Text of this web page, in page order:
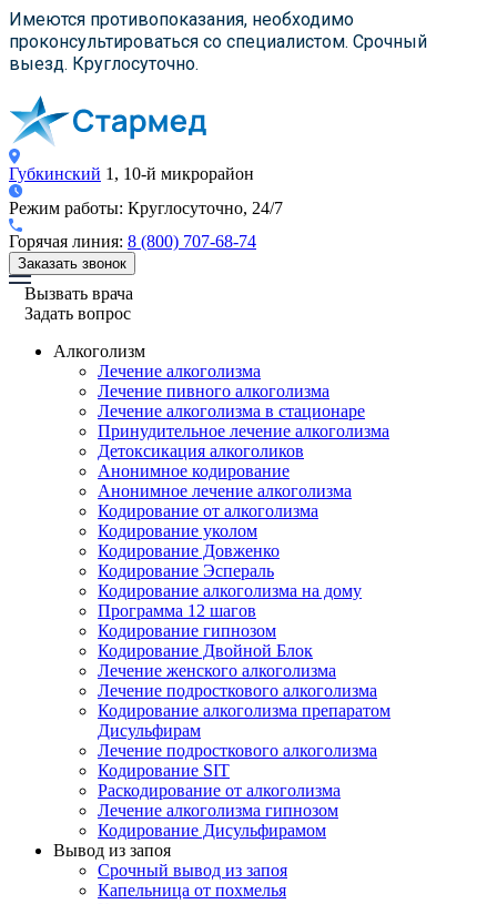
Имеются противопоказания, необходимо
проконсультироваться со специалистом. Срочный
выезд. Круглосуточно.
Губкинский 1, 10-й микрорайон
Режим работы: Круглосуточно, 24/7
Горячая линия: 8 (800) 707-68-74
Заказать звонок
Вызвать врача
Задать вопрос
Алкоголизм
Лечение алкоголизма
Лечение пивного алкоголизма
Лечение алкоголизма в стационаре
Принудительное лечение алкоголизма
Детоксикация алкоголиков
Анонимное кодирование
Анонимное лечение алкоголизма
Кодирование от алкоголизма
Кодирование уколом
Кодирование Довженко
Кодирование Эспераль
Кодирование алкоголизма на дому
Программа 12 шагов
Кодирование гипнозом
Кодирование Двойной Блок
Лечение женского алкоголизма
Лечение подросткового алкоголизма
Кодирование алкоголизма препаратом
Дисульфирам
Лечение подросткового алкоголизма
Кодирование SIT
Раскодирование от алкоголизма
Лечение алкоголизма гипнозом
Кодирование Дисульфирамом
Вывод из запоя
Срочный вывод из запоя
Капельница от похмелья